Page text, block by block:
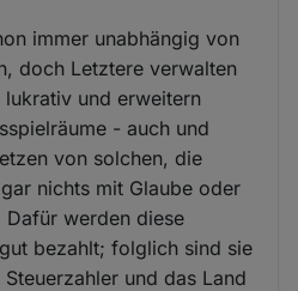
immer unabhängig von
doch Letztere verwalten
lukrativ und erweitern
- auch und
von solchen, die
nichts mit Glaube oder
Dafür werden diese
bezahlt; folglich sind sie
und das Land